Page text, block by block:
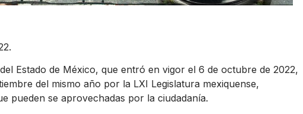
Estado de México, que entró en vigor el 6 de octubre de 2022,
del mismo año por la LXI Legislatura mexiquense,
pueden se aprovechadas por la ciudadanía.